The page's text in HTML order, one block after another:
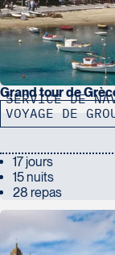
SERVICE DE
Grand tour de
VOYAGE DE
17 jours
15 nuits
28 repas